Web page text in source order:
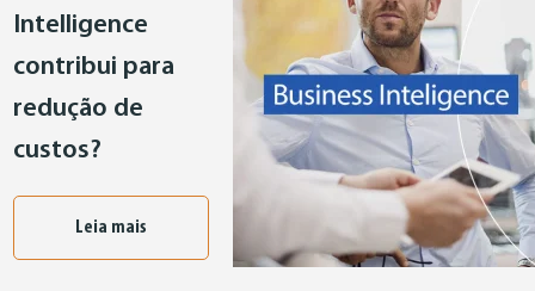
Intelligence
contribui para
redução de
custos?
Leia mais